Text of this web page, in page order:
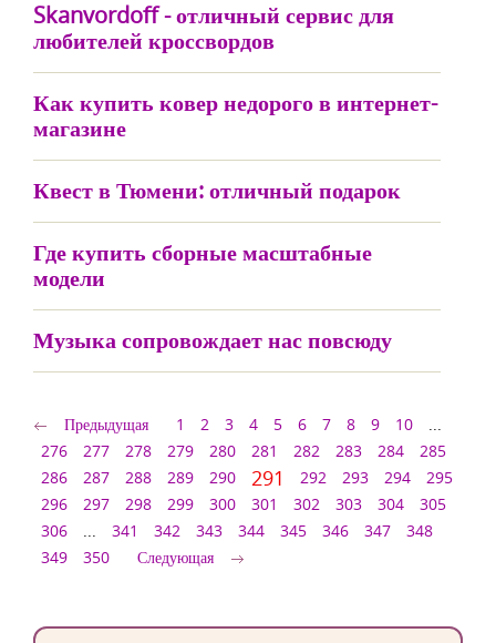
Skanvordoff - отличный сервис для
любителей кроссвордов
Как купить ковер недорого в интернет-
магазине
Квест в Тюмени: отличный подарок
Где купить сборные масштабные
модели
Музыка сопровождает нас повсюду
Предыдущая 1 2 3 4 5 6 7 8 9 10
...
276
277 278 279 280 281 282 283 284
285
286
287 288 289 290 291 292 293 294
295
296
297 298 299 300 301 302 303 304
305
306
... 341 342 343 344 345 346 347
348
349
350 Следующая